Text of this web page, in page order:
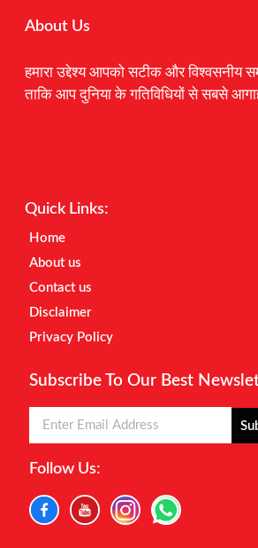
About Us
हमारा उद्देश्य आपको सटीक और विश्वसनीय
ताकि आप दुनिया के गतिविधियों से सबसे
Quick Links:
Home
About us
Contact us
Disclaimer
Privacy Policy
Subscribe To Our Best
Follow Us: